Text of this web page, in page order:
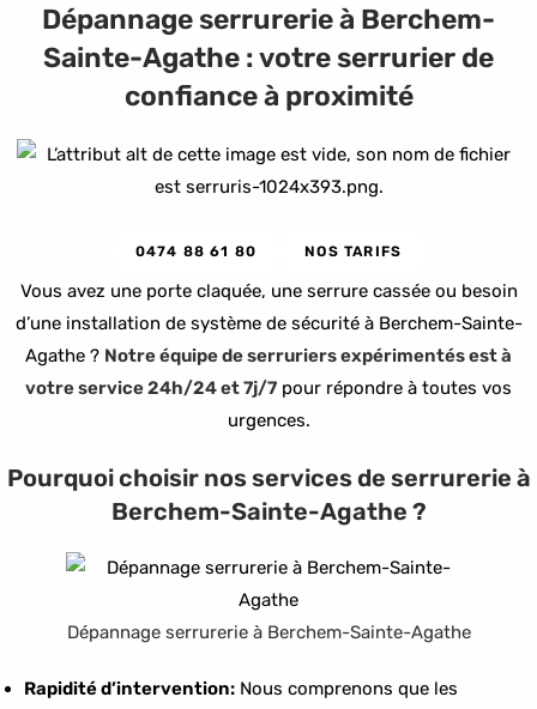
Dépannage serrurerie à Berchem-
Sainte-Agathe : votre serrurier de
confiance à proximité
0474 88 61 80 NOS TARIFS
Vous avez une porte claquée, une serrure cassée ou besoin
d’une installation de système de sécurité à Berchem-Sainte-
Agathe ? Notre équipe de serruriers expérimentés est à
votre service 24h/24 et 7j/7 pour répondre à toutes vos
urgences.
Pourquoi choisir nos services de serrurerie à
Berchem-Sainte-Agathe ?
Dépannage serrurerie à Berchem-Sainte-Agathe
Rapidité d’intervention: Nous comprenons que les